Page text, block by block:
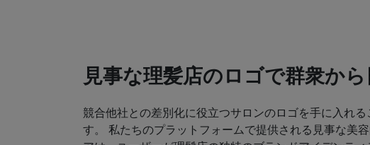
見事な理髪店のロゴで群衆か
競合他社との差別化に役立つサロンのロゴを手に入れ
す。 私たちのプラットフォームで提供される見事な美